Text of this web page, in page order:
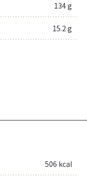
134 g
15.2 g
506 kcal